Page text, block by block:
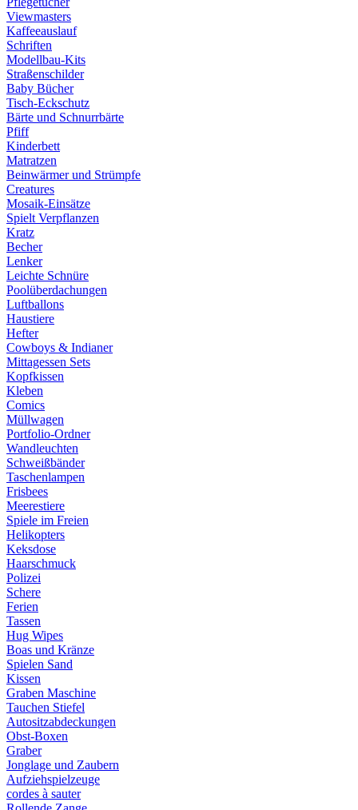
Viewmasters
Kaffeeauslauf
Schriften
Modellbau-Kits
Straßenschilder
Baby Bücher
Tisch-Eckschutz
Bärte und Schnurrbärte
Pfiff
Kinderbett
Matratzen
Beinwärmer und Strümpfe
Creatures
Mosaik-Einsätze
Spielt Verpflanzen
Kratz
Becher
Lenker
Leichte Schnüre
Poolüberdachungen
Luftballons
Haustiere
Hefter
Cowboys & Indianer
Mittagessen Sets
Kopfkissen
Kleben
Comics
Müllwagen
Portfolio-Ordner
Wandleuchten
Schweißbänder
Taschenlampen
Frisbees
Meerestiere
Spiele im Freien
Helikopters
Keksdose
Haarschmuck
Polizei
Schere
Ferien
Tassen
Hug Wipes
Boas und Kränze
Spielen Sand
Kissen
Graben Maschine
Tauchen Stiefel
Autositzabdeckungen
Obst-Boxen
Graber
Jonglage und Zaubern
Aufziehspielzeuge
cordes à sauter